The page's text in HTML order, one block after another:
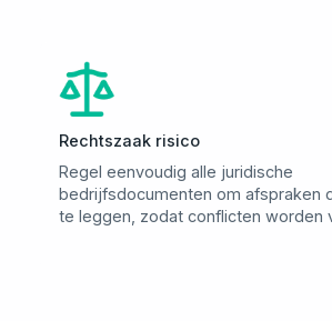
Rechtszaak risico
Regel eenvoudig alle juridische
bedrijfsdocumenten om afspraken
te leggen, zodat conflicten worden